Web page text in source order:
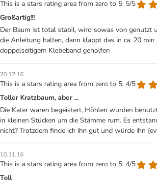
This is a stars rating area from zero to 5: 5/5
Großartig!!!
Der Baum ist total stabil, wird sowas von genutzt
die Anleitung halten, dann klappt das in ca. 20
doppelseitigem Klebeband geholfen
20.12.16
This is a stars rating area from zero to 5: 4/5
Toller Kratzbaum, aber ...
Die Kater waren begeistert, Höhlen wurden
in kleinen Stücken um die Stämme rum. Es
nicht? Trotzdem finde ich ihn gut und würde ihn
10.11.16
This is a stars rating area from zero to 5: 4/5
Toll